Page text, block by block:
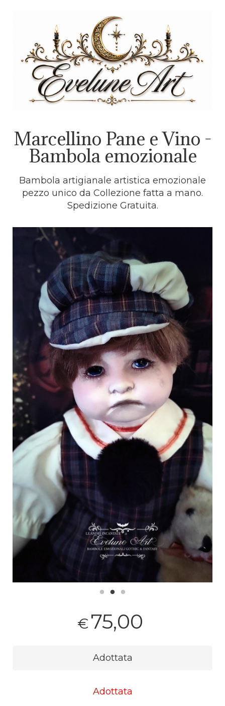
Marcellino Pane e Vino -
Bambola emozionale
Bambola artigianale artistica emozionale
pezzo unico da Collezione fatta a mano.
Spedizione Gratuita.
€75,00
Adottata
Adottata